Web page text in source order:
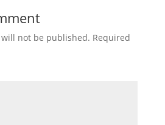
not be published. Required